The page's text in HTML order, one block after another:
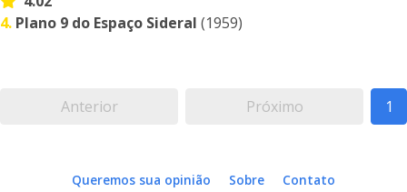
4. Plano 9 do Espaço Sideral (1959)
Anterior Próximo 1
Queremos sua opinião Sobre
Contato